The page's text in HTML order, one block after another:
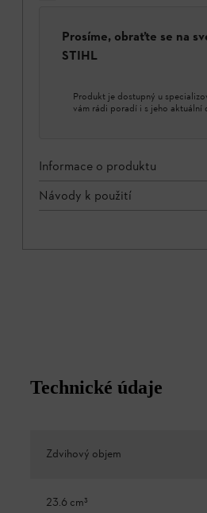
Prosíme, obraťte se na
STIHL
Produkt je dostupný u
vám rádi poradí i s jeho aktuální
Informace o produktu
Návody k použití
Technické údaje
Zdvihový objem
23.6 cm³